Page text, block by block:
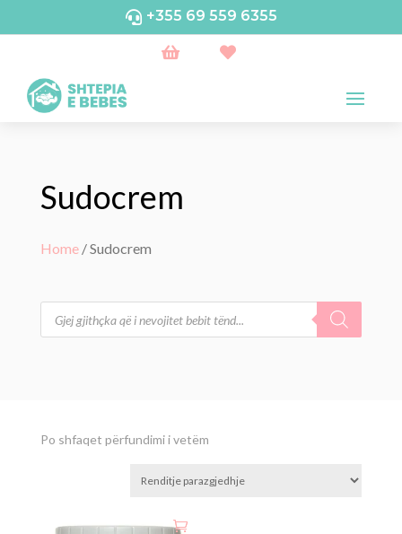
 +355 69 559 6355
 
Sudocrem
Home/ Sudocrem
Products
search
Po shfaqet përfundimi i vetëm